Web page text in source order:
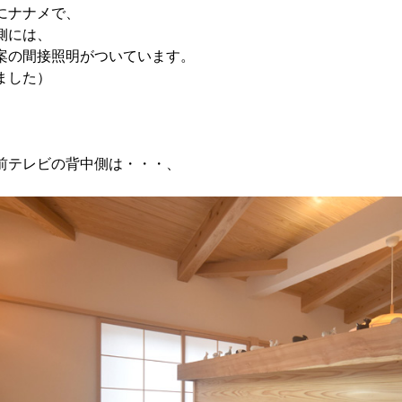
ナメで、
は、
間接照明がついています。
た）
レビの背中側は・・・、